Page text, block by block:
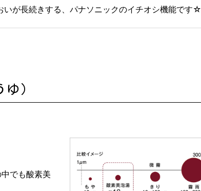
いが長続きする、パナソニックのイチオシ機能です☆
）
でも酸素美